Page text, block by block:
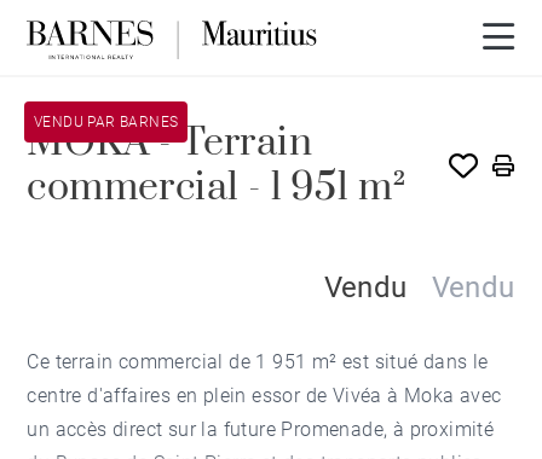
VENDU PAR BARNES
MOKA - Terrain
commercial - 1 951 m²
Vendu Vendu
Ce terrain commercial de 1 951 m² est situé dans le
centre d'affaires en plein essor de Vivéa à Moka avec
un accès direct sur la future Promenade, à proximité